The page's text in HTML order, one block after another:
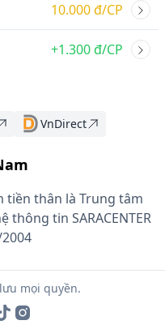
10.000 đ/CP
+1.300 đ/CP
VnDirect
tiền thân là Trung tâm
tin SARACENTER
mọi quyền.